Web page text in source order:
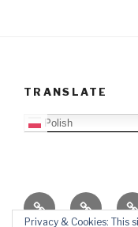
TRANSLATE
Polish
O
blogu
Top
Lista
Privacy & Cookies: This